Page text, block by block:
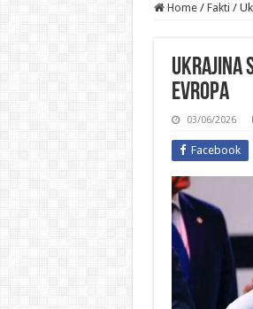
Home / Fakti /
Ukrajina
Evropa
03/06/2026
Facebook